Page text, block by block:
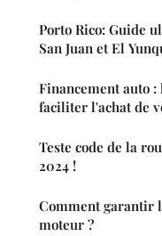
Porto Rico: Guide
San Juan et El
Financement auto
faciliter l'achat de
Teste code de la
2024 !
Comment garantir
moteur ?